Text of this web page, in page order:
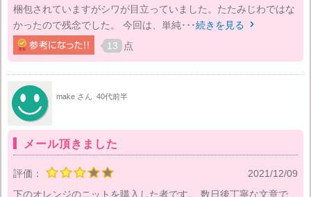
梱包されていますがシワが目立っていました。たたみじわではな
かったので残念でした。 今回は、単純･･･続きを見る 
13 点
make さん 40代前半
メール頂きました
評価：
2021/12/09
下のオレンジのニットを購入した者です。 数日後丁寧な文章で